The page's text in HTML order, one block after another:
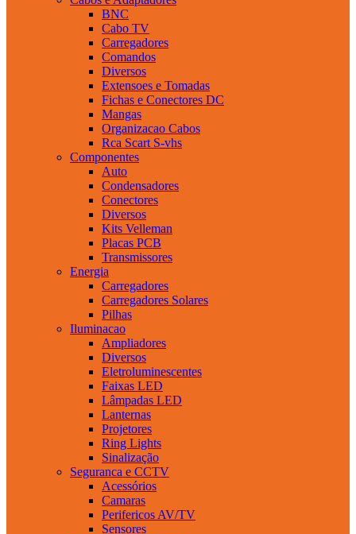
BNC
Cabo TV
Carregadores
Comandos
Diversos
Extensoes e Tomadas
Fichas e Conectores DC
Mangas
Organizacao Cabos
Rca Scart S-vhs
Componentes
Auto
Condensadores
Conectores
Diversos
Kits Velleman
Placas PCB
Transmissores
Energia
Carregadores
Carregadores Solares
Pilhas
Iluminacao
Ampliadores
Diversos
Eletroluminescentes
Faixas LED
Lâmpadas LED
Lanternas
Projetores
Ring Lights
Sinalização
Seguranca e CCTV
Acessórios
Camaras
Perifericos AV/TV
Sensores